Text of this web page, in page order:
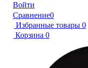
Войти
Сравнение0
Избранные товары 0
Корзина 0